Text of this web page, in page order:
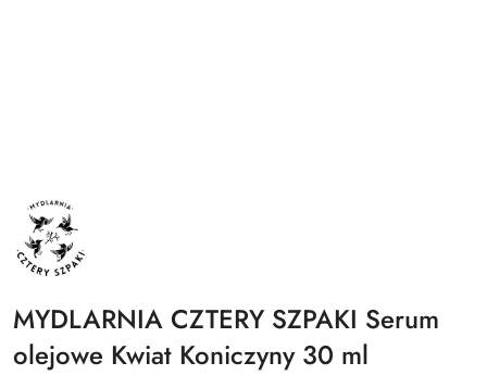
NAZWA
PRODUCENTA:
MYDLARNIA
CZTERY
SZPAKI
MYDLARNIA CZTERY SZPAKI Serum
olejowe Kwiat Koniczyny 30 ml